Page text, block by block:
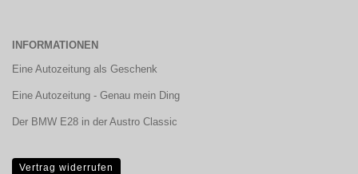
INFORMATIONEN
Eine Autozeitung als Geschenk
Eine Autozeitung - Genau mein Ding
Der BMW E28 in der Austro Classic
Vertrag widerrufen